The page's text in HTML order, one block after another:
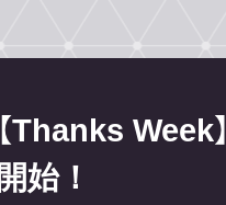
【Thanks
開始！